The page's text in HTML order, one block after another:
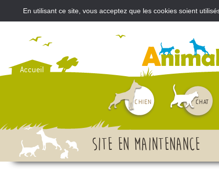
Accueil
CHIEN CHAT
Site en maintenance
VOUS AVEZ ACHETÉ UN
En utilisant ce site, vous acceptez que les cookies soient